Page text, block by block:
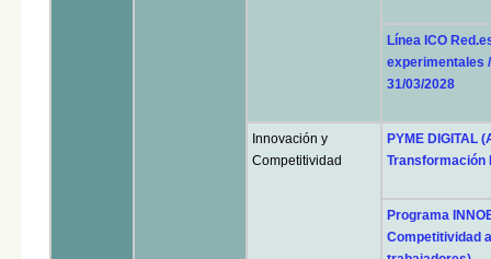
Línea ICO
experimentales
31/03/2028
Innovación y
Competitividad
PYME DIGITAL
Transformación
Programa
Competitividad